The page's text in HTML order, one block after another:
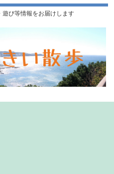
び等情報をお届けします